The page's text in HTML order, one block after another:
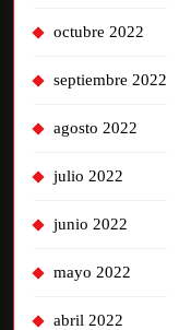
octubre 2022
septiembre 2022
agosto 2022
julio 2022
junio 2022
mayo 2022
abril 2022